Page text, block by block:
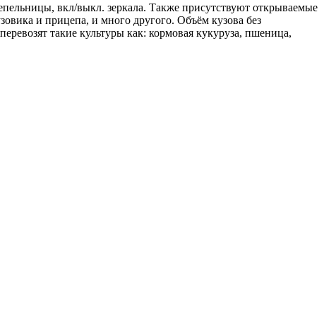
вкл/выкл. зеркала. Также присутствуют открываемые
и прицепа, и много другого. Объём кузова без
такие культуры как: кормовая кукуруза, пшеница,